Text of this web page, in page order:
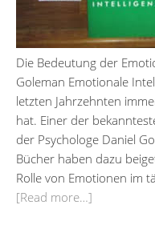
Die Bedeutung der
Goleman Emotionale
letzten Jahrzehnten
hat. Einer der
der Psychologe Daniel
Bücher haben dazu
Rolle von Emotionen im
[Read more…]